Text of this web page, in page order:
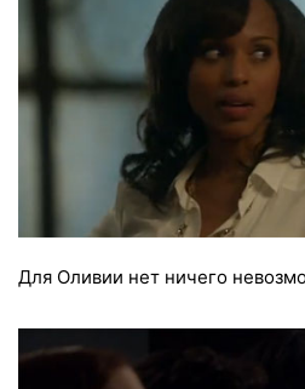
Для Оливии нет ничего